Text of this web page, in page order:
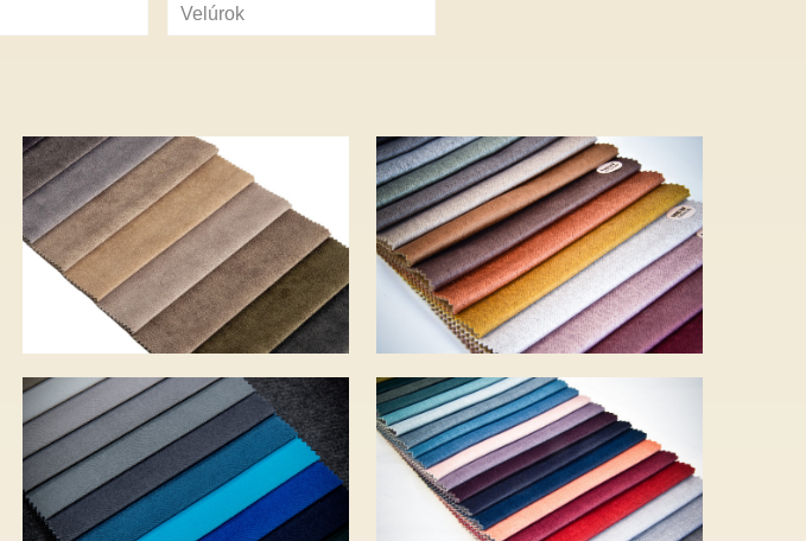
Velúrok
ELEFAN – 12 szín
– 6 440 Ft
ELEMENT – 25
szín – 6 390 Ft
HOLD ME – 35
szín – 8 120 Ft
LOCA – 20 szín – 4
560 Ft